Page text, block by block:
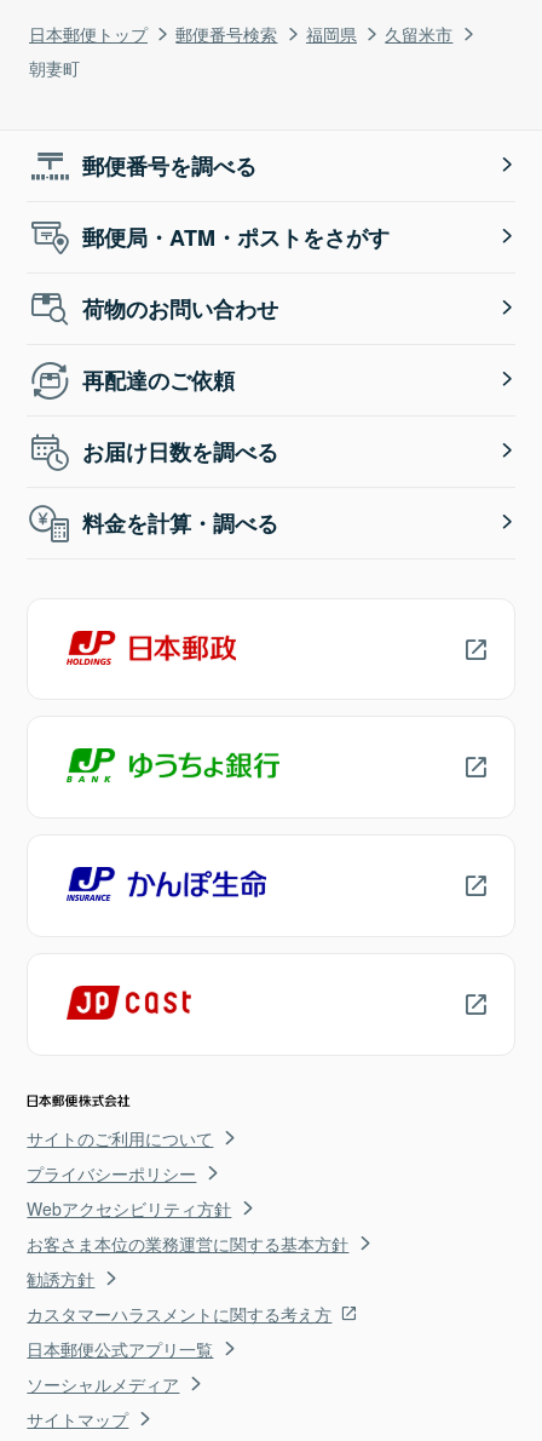
日本郵便トップ 郵便番号検索 福岡県
久留米市
朝妻町
郵便番号を調べる
郵便局・ATM・ポストをさがす
荷物のお問い合わせ
再配達のご依頼
お届け日数を調べる
料金を計算・調べる
サイトのご利用について
プライバシーポリシー
Webアクセシビリティ方針
お客さま本位の業務運営に関する基本方針
勧誘方針
カスタマーハラスメントに関する考え方
日本郵便公式アプリ一覧
ソーシャルメディア
サイトマップ